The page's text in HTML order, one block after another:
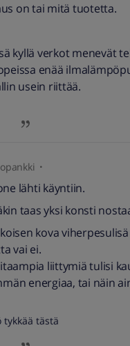
on tai mitä tuotetta.
kyllä verkot menevät
enää
usein riittää.
lähti käyntiin.
taas yksi konsti
kova
vai ei.
liittymiä tulisi
energiaa, tai näin
tykkää tästä